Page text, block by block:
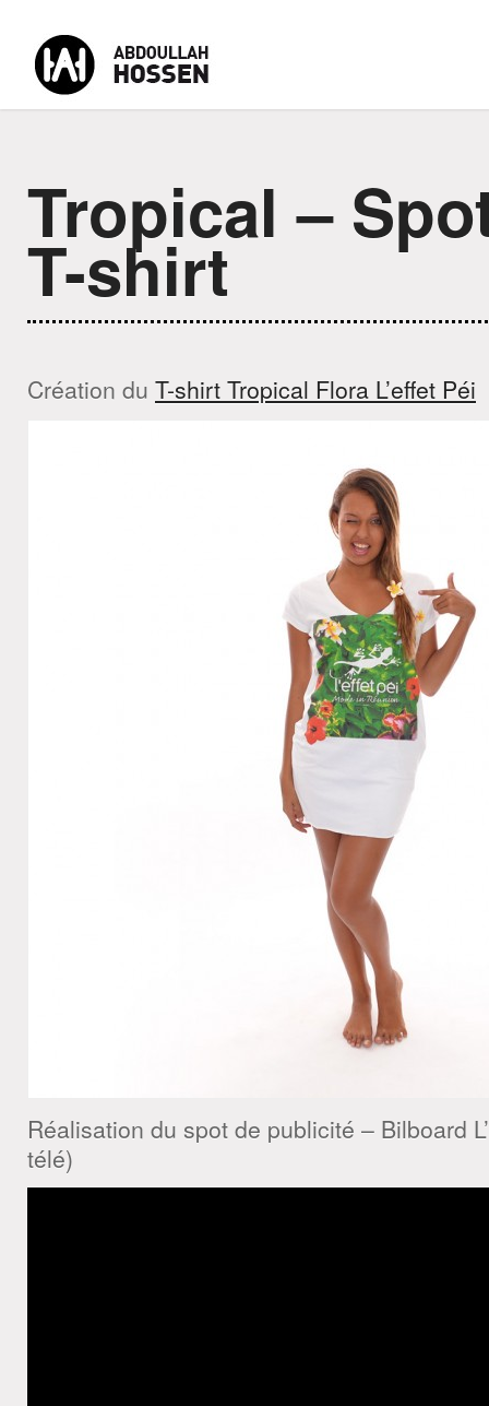
Tropical –
T-shirt
Création du T-shirt Tropical Flora L’effet Péi
Réalisation du spot de publicité – Bilboard
télé)